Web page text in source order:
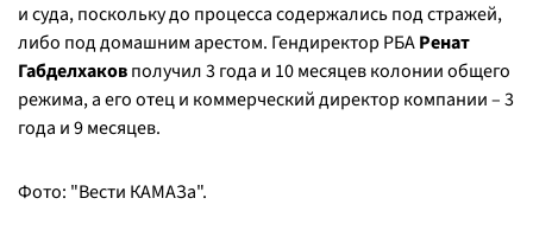
и суда, поскольку до процесса содержались под стражей,
либо под домашним арестом. Гендиректор РБАРенат
Габделхаковполучил 3 года и 10 месяцев колонии общего
режима, а его отец и коммерческий директор компании – 3
года и 9 месяцев.
Фото: "Вести КАМАЗа".